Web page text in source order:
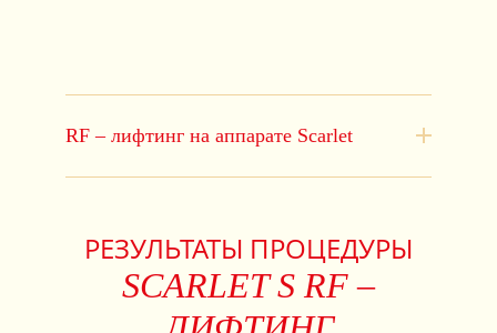
RF – лифтинг на аппарате Scarlet
РЕЗУЛЬТАТЫ ПРОЦЕДУРЫ
SCARLET S RF –